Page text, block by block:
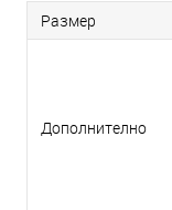
Размер
Дополнително